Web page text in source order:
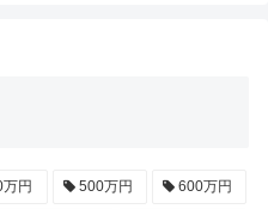
円 500万円 600万円